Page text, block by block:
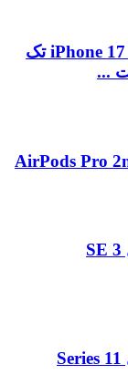
گوشی موبایل اپل مدل iPhone 17 Pro Max ZAA تک
ساعت هوشمند 40 میلی متری اپل مدل SE 3
ساعت هوشمند 42 میلی متری اپل مدل Series 11